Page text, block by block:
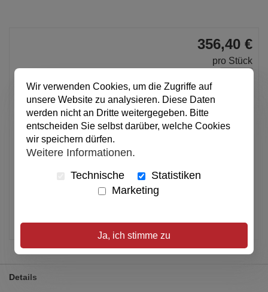
356,40 €
pro Stück
In den Warenkorb
Erhältlich in Verpackungseinheiten von 1 Stück.
Alle Preise inkl. MwSt.
Details
Wir verwenden Cookies, um die Zugriffe auf
unsere Website zu analysieren. Diese Daten
werden nicht an Dritte weitergegeben. Bitte
entscheiden Sie selbst darüber, welche Cookies
wir speichern dürfen.
Weitere Informationen.
Technische
Statistiken
Marketing
Ja, ich stimme zu